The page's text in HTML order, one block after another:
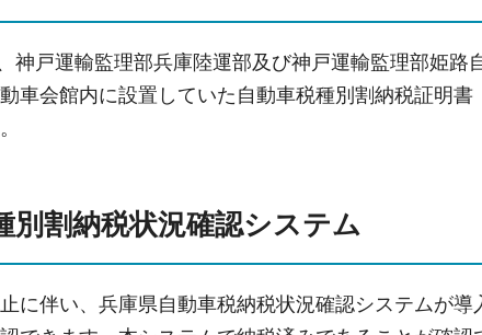
神戸運輸監理部兵庫陸運部及び神戸運輸監理部姫路
車会館内に設置していた自動車税種別割納税証明
別割納税状況確認システム
に伴い、兵庫県自動車税納税状況確認システムが